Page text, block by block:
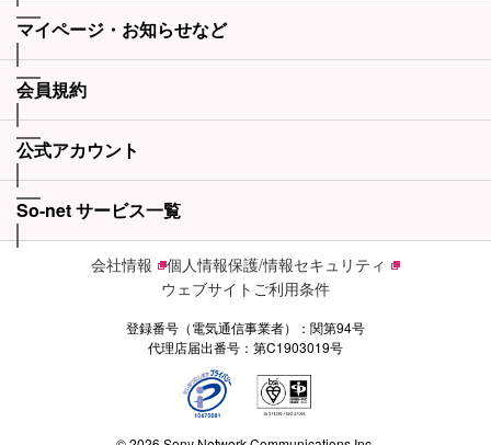
マイページ・お知らせなど
会員規約
公式アカウント
So-net サービス一覧
会社情報
個人情報保護/情報セキュリティ
ウェブサイトご利用条件
登録番号（電気通信事業者）：関第94号
代理店届出番号：第C1903019号